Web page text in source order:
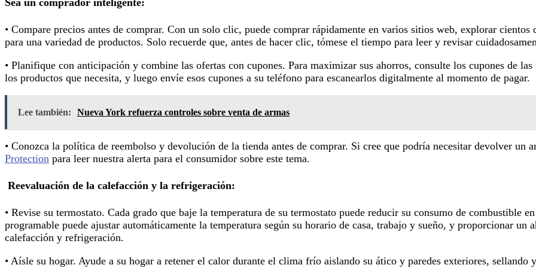
• Compare precios antes de comprar. Con un solo clic, puede comprar rápidamente en varios sitios web, explorar
para una variedad de productos. Solo recuerde que, antes de hacer clic, tómese el tiempo para leer y revisar
• Planifique con anticipación y combine las ofertas con cupones. Para maximizar sus ahorros, consulte los cupones de
los productos que necesita, y luego envíe esos cupones a su teléfono para escanearlos digitalmente al momento de pagar.
Lee también: Nueva York refuerza controles sobre venta de armas
• Conozca la política de reembolso y devolución de la tienda antes de comprar. Si cree que podría necesitar devolver
Protection para leer nuestra alerta para el consumidor sobre este tema.
Reevaluación de la calefacción y la refrigeración:
• Revise su termostato. Cada grado que baje la temperatura de su termostato puede reducir su consumo de combustible
programable puede ajustar automáticamente la temperatura según su horario de casa, trabajo y sueño, y proporcionar un
calefacción y refrigeración.
• Aísle su hogar. Ayude a su hogar a retener el calor durante el clima frío aislando su ático y paredes exteriores,